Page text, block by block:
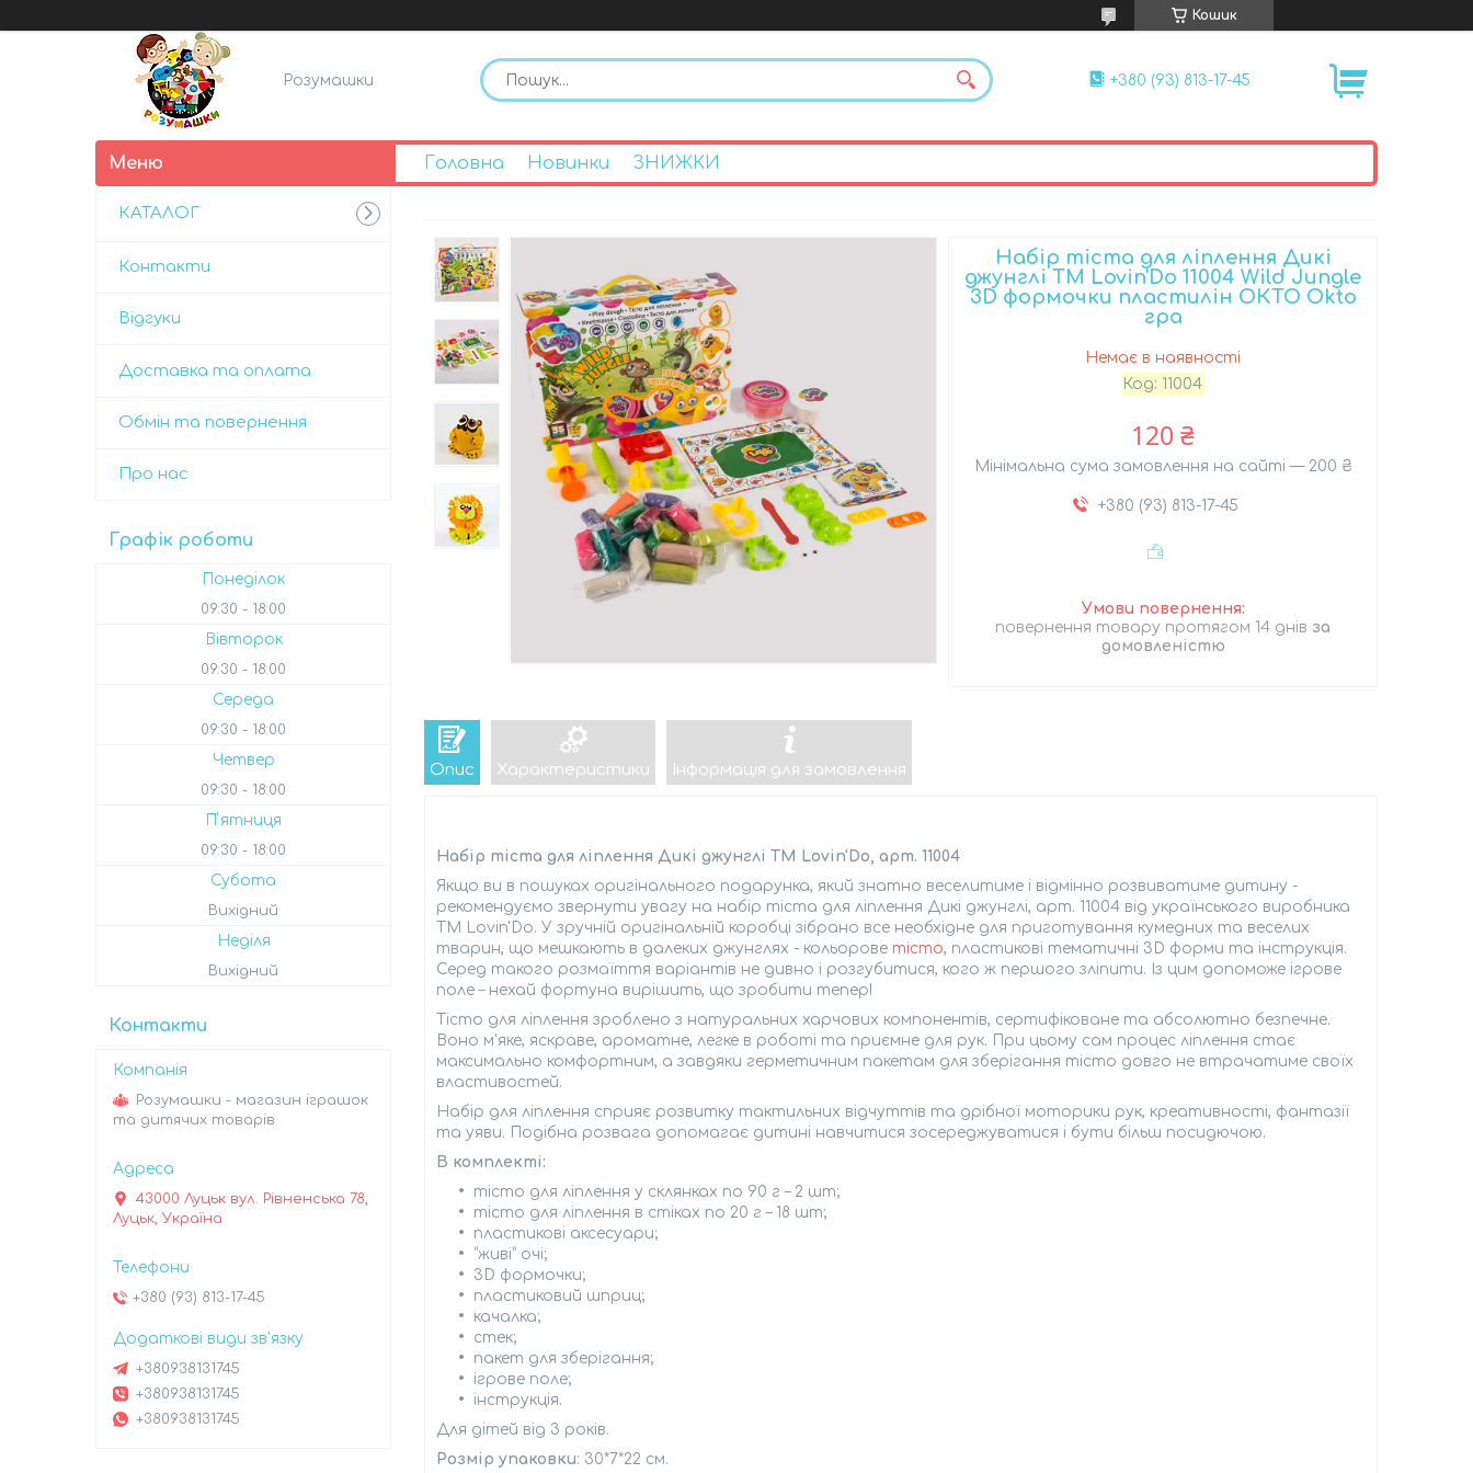
Кошик
Розумашки +380 (93) 813-17-45
Головна Новинки ЗНИЖКИ
Набір тіста для ліплення Дикі
джунглі ТМ Lovin'Do 11004 Wild Jungle
3D формочки пластилін ОКТО Okto
гра
Немає в наявності
Код: 11004
120 ₴
Мінімальна сума замовлення на сайті — 200 ₴
+380 (93) 813-17-45
повернення товару протягом 14 днів за
домовленістю
Опис Характеристики Інформація для замовлення
Набір тіста для ліплення Дикі джунглі ТМ Lovin'Do, арт. 11004
Якщо ви в пошуках оригінального подарунка, який знатно веселитиме і відмінно розвиватиме дитину -
рекомендуємо звернути увагу на набір тіста для ліплення Дикі джунглі, арт. 11004 від українського виробника
ТМ Lovin'Do. У зручній оригінальній коробці зібрано все необхідне для приготування кумедних та веселих
тварин, що мешкають в далеких джунглях - кольорове тісто, пластикові тематичні 3D форми та інструкція.
Серед такого розмаїття варіантів не дивно і розгубитися, кого ж першого зліпити. Із цим допоможе ігрове
поле – нехай фортуна вирішить, що зробити тепер!
Тісто для ліплення зроблено з натуральних харчових компонентів, сертифіковане та абсолютно безпечне.
Воно м'яке, яскраве, ароматне, легке в роботі та приємне для рук. При цьому сам процес ліплення стає
максимально комфортним, а завдяки герметичним пакетам для зберігання тісто довго не втрачатиме своїх
властивостей.
Набір для ліплення сприяє розвитку тактильних відчуттів та дрібної моторики рук, креативності, фантазії
та уяви. Подібна розвага допомагає дитині навчитися зосереджуватися і бути більш посидючою.
В комплекті:
тісто для ліплення у склянках по 90 г – 2 шт;
тісто для ліплення в стіках по 20 г – 18 шт;
пластикові аксесуари;
“живі” очі;
3D формочки;
пластиковий шприц;
качалка;
стек;
пакет для зберігання;
ігрове поле;
інструкція.
Для дітей від 3 років.
Розмір упаковки: 30*7*22 см.
КАТАЛОГ
Контакти
Відгуки
Доставка та оплата
Обмін та повернення
Про нас
Графік роботи
Понеділок
09:30 18:00
Вівторок
09:30 18:00
Середа
09:30 18:00
Четвер
09:30 18:00
Пʼятниця
09:30 18:00
Субота
Вихідний
Неділя
Вихідний
Контакти
Розумашки - магазин іграшок
та дитячих товарів
43000 Луцьк вул. Рівненська 78,
Луцьк, Україна
+380 (93) 813-17-45
+380938131745
+380938131745
+380938131745